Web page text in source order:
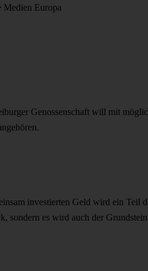
Medien Europa
Genossenschaft will mit
investierten Geld wird ein Teil
sondern es wird auch der